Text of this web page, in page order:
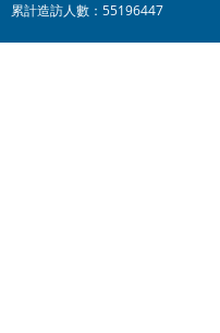
累計造訪人數：55196447